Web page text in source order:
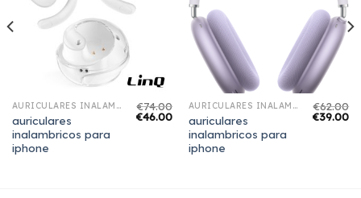
AURICULARES INALAMBRICOS PARA IPHONE
auriculares
inalambricos para
iphone
€74.00
€46.00
AURICULARES INALAMBRICOS PARA IPHONE
auriculares
inalambricos para
iphone
€62.00
€39.00